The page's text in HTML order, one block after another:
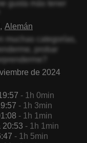
gusta más tener
Alemán
muchas categorías,
probar
de 2024
- 1h 0min
- 1h 3min
- 1h 1min
20:53 - 1h 1min
- 1h 5min